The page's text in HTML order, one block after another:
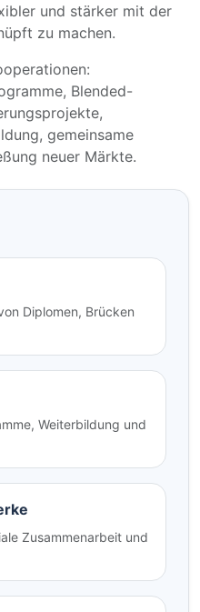
und stärker mit der
zu machen.
Blended-
gemeinsame
neuer Märkte.
Diplomen, Brücken
Weiterbildung und
Zusammenarbeit und